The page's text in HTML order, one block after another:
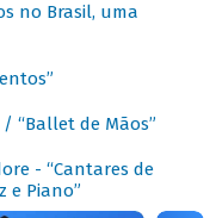
no Brasil, uma
“Ballet de Mãos”
- “Cantares de
e Piano”